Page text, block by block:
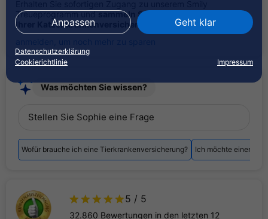
Anpassen Geht klar
Datenschutzerklärung
Cookierichtlinie
Impressum
Treueprogramm undsammeln Sie Punkte beim Abschluss
Ihrer Katzenkrankenversicherung.
Was möchten Sie wissen?
Stellen Sie Sophie eine Frage
Wofür brauche ich eine Tierkrankenversicherung? Ich möchte einen
5 / 5
32.860 Bewertungen in den letzten 12